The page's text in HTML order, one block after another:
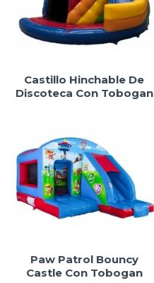
Castillo Hinchable De
Discoteca Con Tobogan
Paw Patrol Bouncy
Castle Con Tobogan